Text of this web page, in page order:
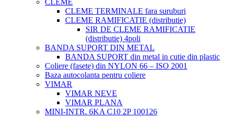
CLEME
CLEME TERMINALE fara suruburi
CLEME RAMIFICATIE (distributie)
SIR DE CLEME RAMIFICATIE
(distributie) 4poli
BANDA SUPORT DIN METAL
BANDA SUPORT din metal in cutie din plastic
Coliere (fasete) din NYLON 66 – ISO 2001
Baza autocolanta pentru coliere
VIMAR
VIMAR NEVE
VIMAR PLANA
MINI-INTR. 6KA C10 2P 100126